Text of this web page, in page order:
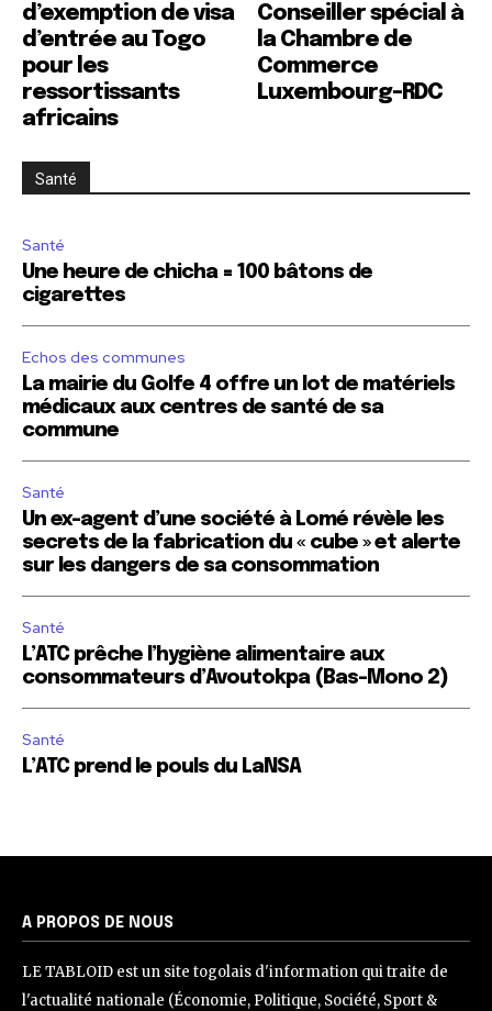
d’exemption de visa
d’entrée au Togo
pour les
ressortissants
africains
Conseiller spécial à
la Chambre de
Commerce
Luxembourg–RDC
Santé
Santé
Une heure de chicha = 100 bâtons de
cigarettes
Echos des communes
La mairie du Golfe 4 offre un lot de matériels
médicaux aux centres de santé de sa
commune
Santé
Un ex-agent d’une société à Lomé révèle les
secrets de la fabrication du « cube » et alerte
sur les dangers de sa consommation
Santé
L’ATC prêche l’hygiène alimentaire aux
consommateurs d’Avoutokpa (Bas-Mono 2)
Santé
L’ATC prend le pouls du LaNSA
A PROPOS DE NOUS
LE TABLOID est un site togolais d'information qui traite de
l'actualité nationale (Économie, Politique, Société, Sport &